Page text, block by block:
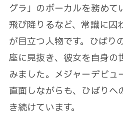
グラ」のボーカルを務めて
飛び降りるなど、常識に囚
が目立つ人物です。ひばり
座に見抜き、彼女を自身の
みました。メジャーデビュ
直面しながらも、ひばりへ
き続けています。